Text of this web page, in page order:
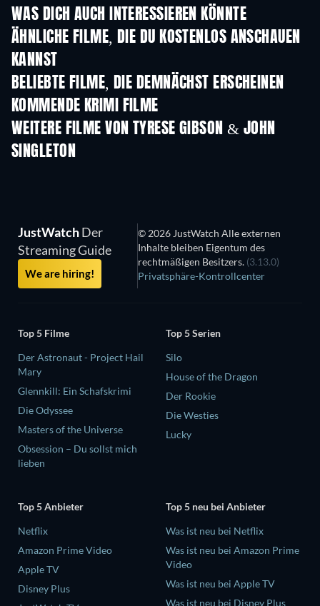
WAS DICH AUCH INTERESSIEREN KÖNNTE
ÄHNLICHE FILME, DIE DU KOSTENLOS ANSCHAUEN
KANNST
BELIEBTE FILME, DIE DEMNÄCHST ERSCHEINEN
KOMMENDE KRIMI FILME
WEITERE FILME VON TYRESE GIBSON & JOHN
SINGLETON
JustWatchDer
Streaming Guide
We are hiring!
© 2026 JustWatch Alle externen
Inhalte bleiben Eigentum des
rechtmäßigen Besitzers. (3.13.0)
Privatsphäre-Kontrollcenter
Top 5 Filme
Der Astronaut - Project Hail
Mary
Glennkill: Ein Schafskrimi
Die Odyssee
Masters of the Universe
Obsession – Du sollst mich
lieben
Top 5 Serien
Silo
House of the Dragon
Der Rookie
Die Westies
Lucky
Top 5 Anbieter
Netflix
Amazon Prime Video
Apple TV
Disney Plus
Top 5 neu bei Anbieter
Was ist neu bei Netflix
Was ist neu bei Amazon Prime
Video
Was ist neu bei Apple TV
Was ist neu bei Disney Plus